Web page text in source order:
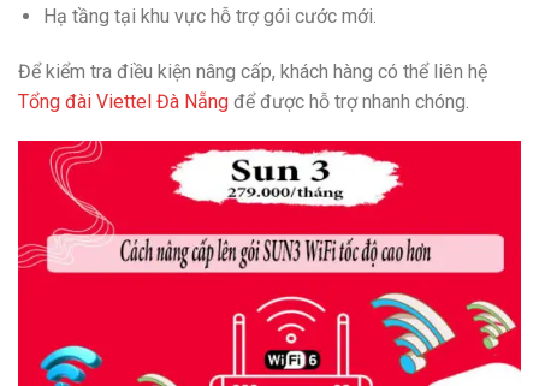
Hạ tầng tại khu vực hỗ trợ gói cước mới.
Để kiểm tra điều kiện nâng cấp, khách hàng có thể liên hệ
Tổng đài Viettel Đà Nẵng để được hỗ trợ nhanh chóng.